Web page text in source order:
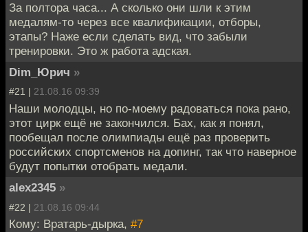
За полтора часа... А сколько они шли к этим
медалям-то через все квалификации, отборы,
этапы? Наже если сделать вид, что забыли
тренировки. Это ж работа адская.
Dim_Юрич »
#21 | 21.08.16 09:39
Наши молодцы, но по-моему радоваться пока рано,
этот цирк ещё не закончился. Бах, как я понял,
пообещал после олимпиады ещё раз проверить
российских спортсменов на допинг, так что наверное
будут попытки отобрать медали.
alex2345 »
#22 | 21.08.16 09:44
Кому: Вратарь-дырка, #7